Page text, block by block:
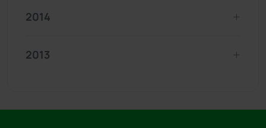
2014
2013